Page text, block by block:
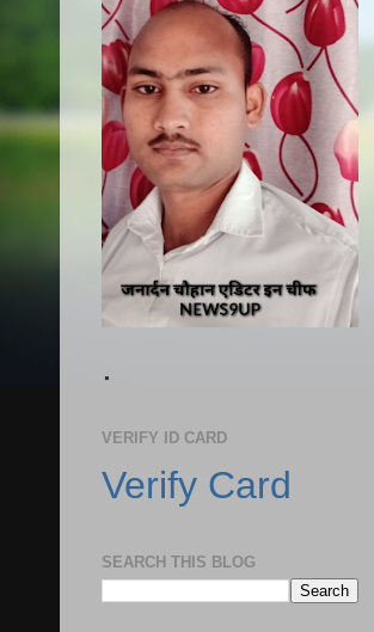
.
VERIFY ID CARD
Verify Card
SEARCH THIS BLOG